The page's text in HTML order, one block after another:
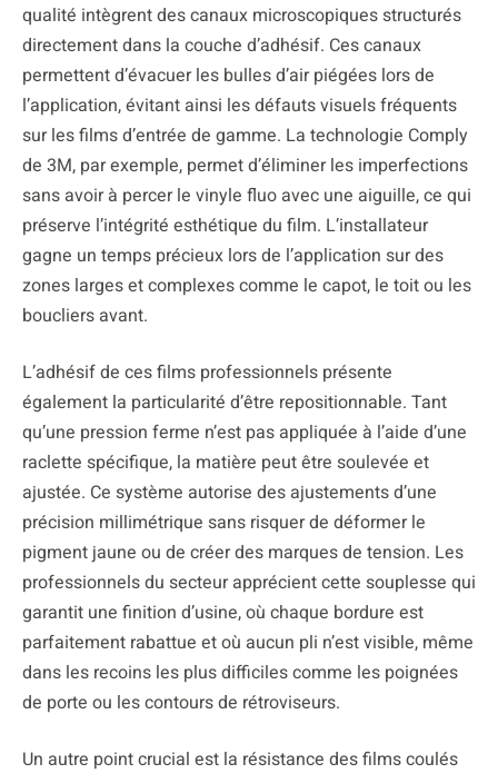
qualité intègrent des canaux microscopiques structurés
directement dans la couche d’adhésif. Ces canaux
permettent d’évacuer les bulles d’air piégées lors de
l’application, évitant ainsi les défauts visuels fréquents
sur les films d’entrée de gamme. La technologie Comply
de 3M, par exemple, permet d’éliminer les imperfections
sans avoir à percer le vinyle fluo avec une aiguille, ce qui
préserve l’intégrité esthétique du film. L’installateur
gagne un temps précieux lors de l’application sur des
zones larges et complexes comme le capot, le toit ou les
boucliers avant.
L’adhésif de ces films professionnels présente
également la particularité d’être repositionnable. Tant
qu’une pression ferme n’est pas appliquée à l’aide d’une
raclette spécifique, la matière peut être soulevée et
ajustée. Ce système autorise des ajustements d’une
précision millimétrique sans risquer de déformer le
pigment jaune ou de créer des marques de tension. Les
professionnels du secteur apprécient cette souplesse qui
garantit une finition d’usine, où chaque bordure est
parfaitement rabattue et où aucun pli n’est visible, même
dans les recoins les plus difficiles comme les poignées
de porte ou les contours de rétroviseurs.
Un autre point crucial est la résistance des films coulés